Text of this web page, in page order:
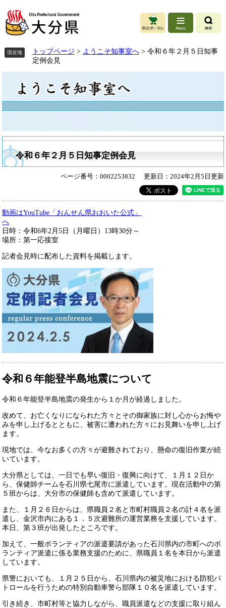
ジ
の
頭
で
ジ
の
頭
で
ュ
ー
飛
ば
て
本
文
へ
現在地 トップページ > ようこそ知事室へ > 令和６年２月５日知事
定例会見
本
文
令和６年２月５日知事定例会見
ページ番号：0002253832 更新日：2024年2月5日更新
動画はYouTube「おんせん県おおいた公式」
へ
日時：令和6年2月5日（月曜日）13時30分～
場所：第一応接室
記者会見時に配布した資料を掲載します。
令和６年能登半島地震について
令和６年能登半島地震の発生から１か月が経過しました。
改めて、お亡くなりになられた方々とその御家族に対し心からお悔や
みを申し上げるとともに、被害に遭われた方々にお見舞いを申し上げ
ます。
現地では、今なお多くの方々が避難されており、懸命の復旧作業が続
いています。
大分県としては、一日でも早い復旧・復興に向けて、１月１２日か
ら、保健師チームを石川県七尾市に派遣しています。現在活動中の第
５班からは、大分市の保健師も含めて派遣しています。
また、１月２６日からは、県職員２名と市町村職員２名の計４名を派
遣し、金沢市内にある１．５次避難所の運営業務を支援しています。
本日、第３班が出発したところです。
加えて、一般ボランティアの派遣要請があった石川県内の市町へのボ
ランティア派遣に係る業務支援のために、県職員１名を本日から派遣
しています。
県警においても、１月２５日から、石川県内の被災地における防犯パ
トロールを行うための特別自動車警ら部隊１０名を派遣しています。
引き続き、市町村等と協力しながら、職員派遣などの支援に取り組ん